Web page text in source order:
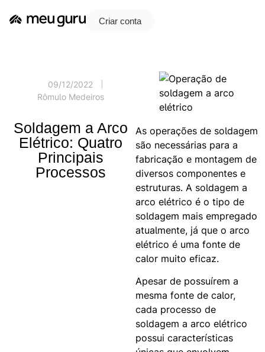
Criar conta
09/12/2022
Rômulo Medeiros
Soldagem a Arco
Elétrico: Quatro
Principais
Processos
As operações de soldagem
são necessárias para a
fabricação e montagem de
diversos componentes e
estruturas. A soldagem a
arco elétrico é o tipo de
soldagem mais empregado
atualmente, já que o arco
elétrico é uma fonte de
calor muito eficaz.
Apesar de possuírem a
mesma fonte de calor,
cada processo de
soldagem a arco elétrico
possui características